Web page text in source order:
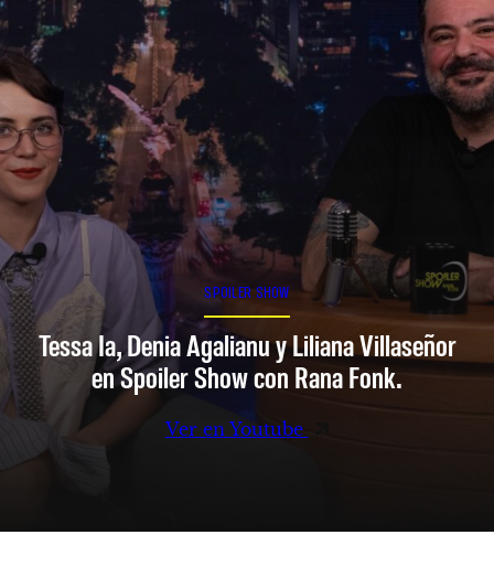
SPOILER SHOW
Tessa Ia, Denia Agalianu y Liliana Villaseñor
en Spoiler Show con Rana Fonk.
Ver en Youtube